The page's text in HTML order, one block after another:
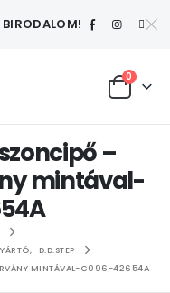
BIRODALOM!
0
–
mintával-
,
D.D.STEP
MINTÁVAL-C096-42654A